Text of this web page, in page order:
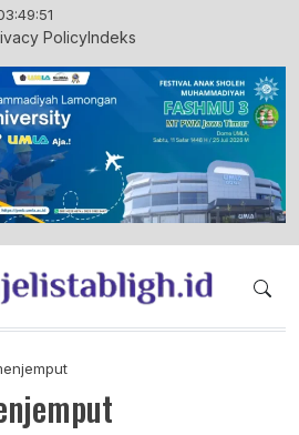
PolicyIndeks
Islam Berkemajuan dan